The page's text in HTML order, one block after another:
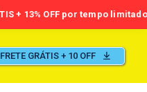
FRETE GRÁTIS + 10 OFF